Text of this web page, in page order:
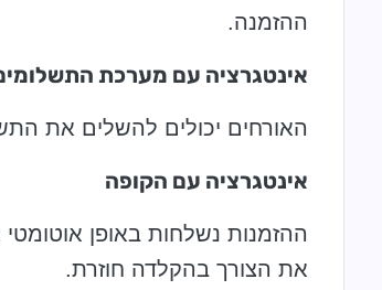
ההזמנה.
אינטגרציה עם מערכת
האורחים יכולים להשלים את
אינטגרציה עם הקופה
ההזמנות נשלחות באופן
את הצורך בהקלדה חוזרת.